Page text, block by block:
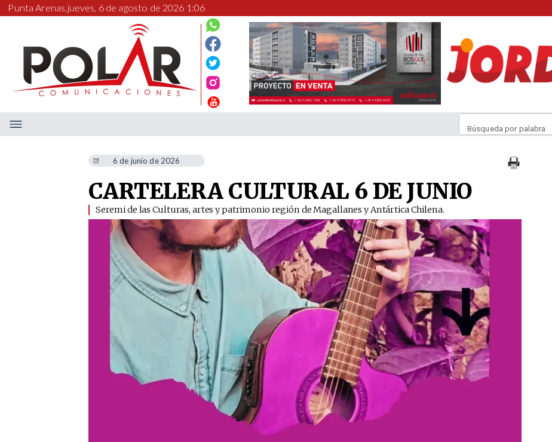
Punta Arenas,jueves, 6 de agosto de 2026 1:06
Búsqueda por palabra
6 de junio de 2026
CARTELERA CULTURAL 6 DE JUNIO
​​​​Seremi de las Culturas, artes y patrimonio región de Magallanes y Antártica Chilena.